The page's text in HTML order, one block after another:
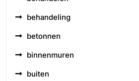
behandeling
betonnen
binnenmuren
buiten